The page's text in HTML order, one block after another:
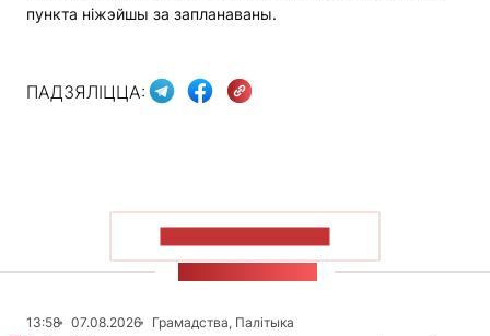
пункта ніжэйшы за запланаваны.
ПАДЗЯЛІЦЦА:
13:58 07.08.2026
Грамадства, Палітыка